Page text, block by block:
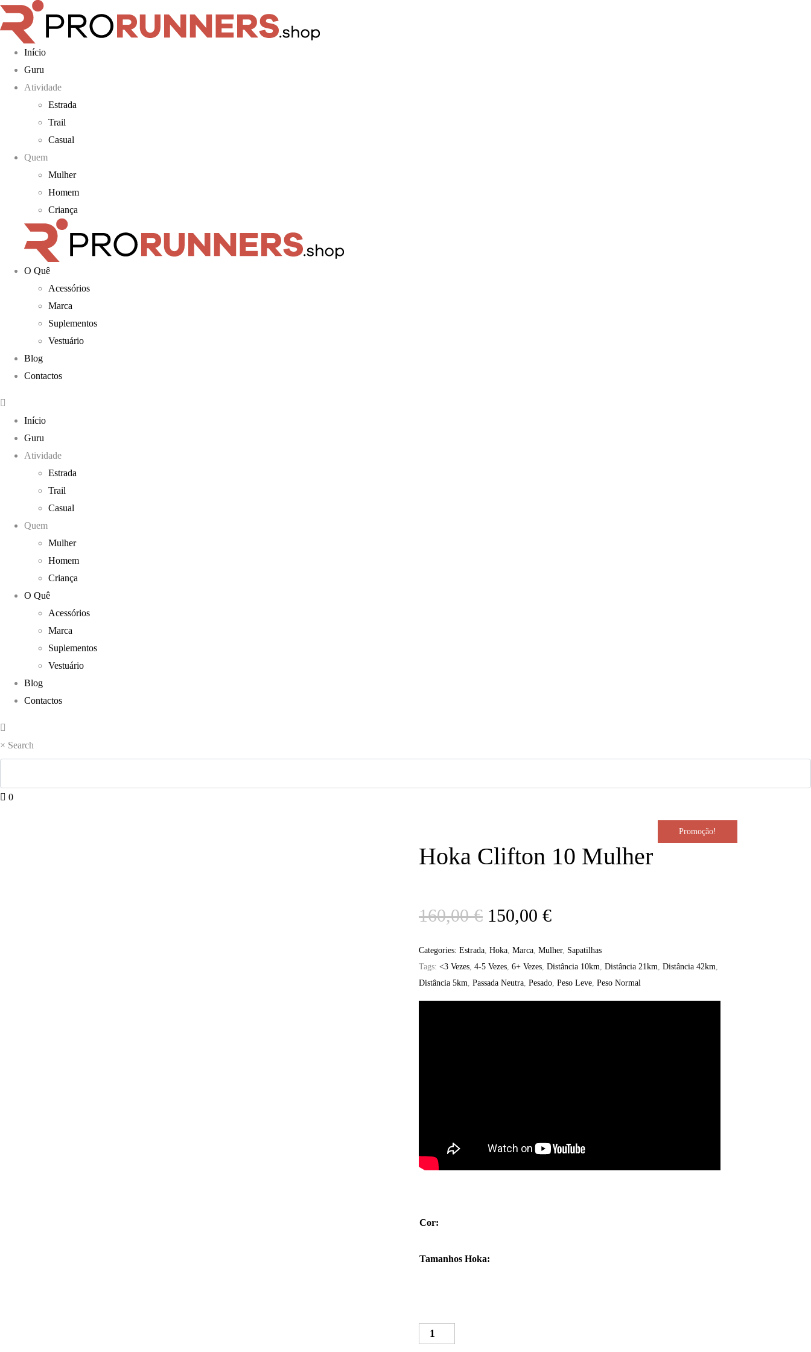
Início
Guru
Atividade
Estrada
Trail
Casual
Quem
Mulher
Homem
Criança
O Quê
Acessórios
Marca
Suplementos
Vestuário
Blog
Contactos
Início
Guru
Atividade
Estrada
Trail
Casual
Quem
Mulher
Homem
Criança
O Quê
Acessórios
Marca
Suplementos
Vestuário
Blog
Contactos
× Search
0
Promoção!
Hoka Clifton 10 Mulher
160,00€ O
preço
original
150,00 €O
preço
atual
Categories: Estrada Hoka Marca Mulher, Sapatilhas
Tags: <3 Vezes 4-5 Vezes 6+ Vezes Distância 10km Distância 21km Distância 42km
Distância 5km Passada Neutra Pesado Peso Leve Peso Normal
Cor:
Tamanhos Hoka:
Quantidade